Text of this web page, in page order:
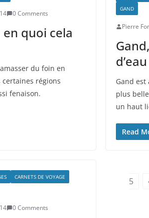
0 Comments
en quoi cela
du foin en
certaines régions
fenaison.
GAND
Pierre
d’eau
Gand est
plus
un haut
Read
CARNETS DE VOYAGE
0 Comments
5